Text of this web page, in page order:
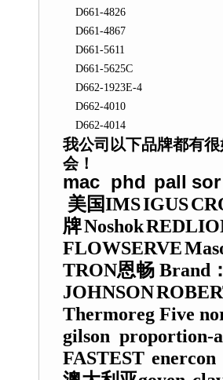
D661-4826
D661-4867
D661-5611
D661-5625C
D662-1923E-4
D662-4010
D662-4014
我公司以下品牌都有
会！
mac phd pall
美国IMSIGUS
牌Noshok
FLOWSERVE
TRON恩畅 Brand
JOHNSON
Thermoreg Five
gilson proportion-
FASTEST enercon